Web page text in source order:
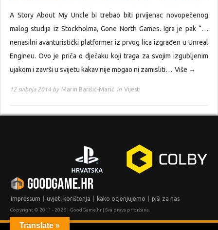
A Story About My Uncle bi trebao biti prvijenac novopečenog
malog studija iz Stockholma, Gone North Games. Igra je pak “…
nenasilni avanturistički platformer iz prvog lica izgrađen u Unreal
Engineu. Ovo je priča o dječaku koji traga za svojim izgubljenim
ujakom i završi u svijetu kakav nije mogao ni zamisliti… Više →
12 svibnja 2014 by Marin Barišić-Marić in Vijesti
impressum uvjeti korištenja kako ocjenjujemo piši za nas
Copyright © 2011 - 2026 | GoodGame.hr | Sva prava pridržana.
Translate »